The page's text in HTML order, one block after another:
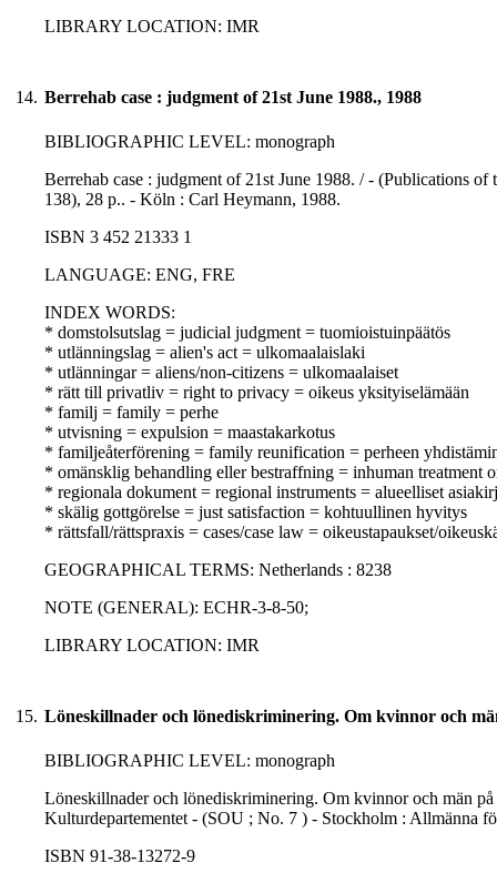
LIBRARY LOCATION: IMR
14. Berrehab case : judgment of 21st June 1988., 1988
BIBLIOGRAPHIC LEVEL: monograph
Berrehab case : judgment of 21st June 1988. / - (Publications
138), 28 p.. - Köln : Carl Heymann, 1988.
ISBN 3 452 21333 1
LANGUAGE: ENG, FRE
INDEX WORDS:
* domstolsutslag = judicial judgment = tuomioistuinpäätös
* utlänningslag = alien's act = ulkomaalaislaki
* utlänningar = aliens/non-citizens = ulkomaalaiset
* rätt till privatliv = right to privacy = oikeus yksityiselämään
* familj = family = perhe
* utvisning = expulsion = maastakarkotus
* familjeåterförening = family reunification = perheen
* omänsklig behandling eller bestraffning = inhuman treatment
* regionala dokument = regional instruments = alueelliset
* skälig gottgörelse = just satisfaction = kohtuullinen hyvitys
* rättsfall/rättspraxis = cases/case law = oikeustapaukset/
GEOGRAPHICAL TERMS: Netherlands : 8238
NOTE (GENERAL): ECHR-3-8-50;
LIBRARY LOCATION: IMR
15. Löneskillnader och lönediskriminering. Om kvinnor och
BIBLIOGRAPHIC LEVEL: monograph
Löneskillnader och lönediskriminering. Om kvinnor och män
Kulturdepartementet - (SOU ; No. 7 ) - Stockholm : Allmänna
ISBN 91-38-13272-9